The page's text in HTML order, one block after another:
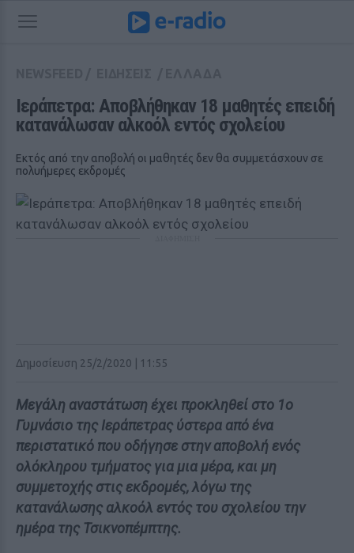
Ιεράπετρα: Αποβλήθηκαν 18 μαθητές επειδή
κατανάλωσαν αλκοόλ εντός σχολείου
Εκτός από την αποβολή οι μαθητές δεν θα συμμετάσχουν σε
πολυήμερες εκδρομές
Δημοσίευση 25/2/2020 | 11:55
Μεγάλη αναστάτωση έχει προκληθεί στο 1ο
Γυμνάσιο της Ιεράπετρας ύστερα από ένα
περιστατικό που οδήγησε στην αποβολή ενός
ολόκληρου τμήματος για μια μέρα, και μη
συμμετοχής στις εκδρομές, λόγω της
κατανάλωσης αλκοόλ εντός του σχολείου την
ημέρα της Τσικνοπέμπτης.